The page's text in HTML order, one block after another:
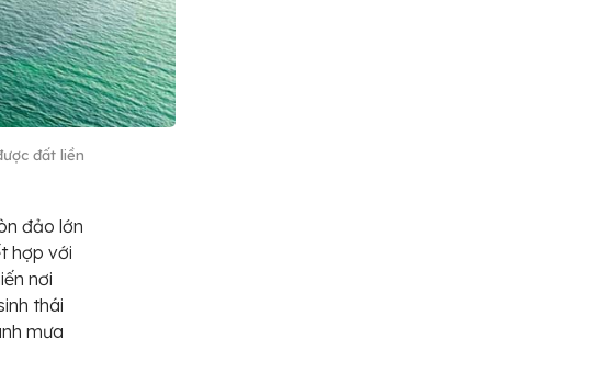
đất liền
đảo lớn
hợp với
nơi
thái
mưa